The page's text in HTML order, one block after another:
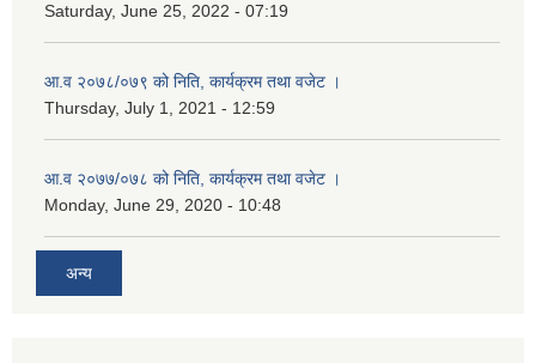
Saturday, June 25, 2022 - 07:19
आ.व २०७८/०७९ को निति, कार्यक्रम तथा वजेट ।
Thursday, July 1, 2021 - 12:59
आ.व २०७७/०७८ को निति, कार्यक्रम तथा वजेट ।
Monday, June 29, 2020 - 10:48
अन्य